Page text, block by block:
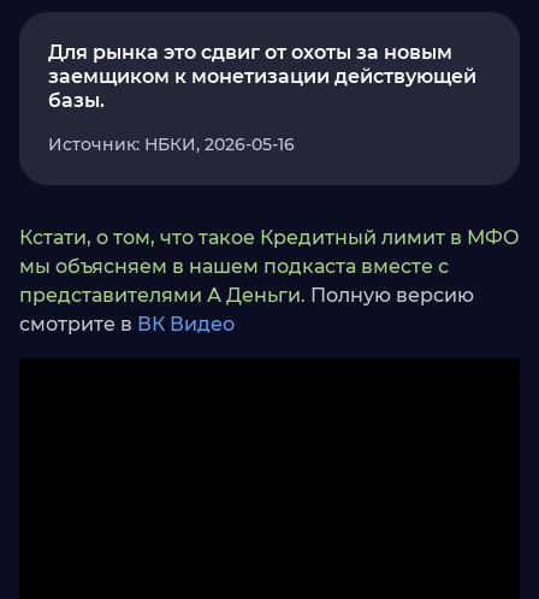
Для рынка это сдвиг от охоты за новым
заемщиком к монетизации действующей
базы.
Источник: НБКИ, 2026-05-16
Кстати, о том, что такое Кредитный лимит в МФО
мы объясняем в нашем подкаста вместе с
представителями А Деньги. Полную версию
смотрите в ВК Видео